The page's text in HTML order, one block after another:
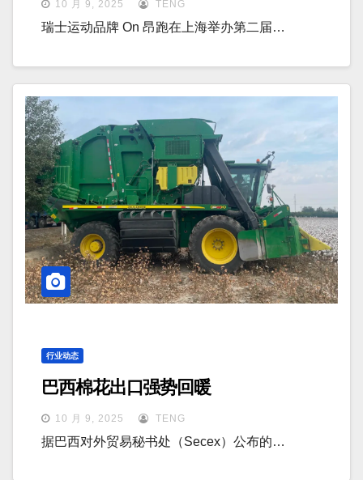
10 月 9, 2025 TENG
瑞士运动品牌 On 昂跑在上海举办第二届…
行业动态
巴西棉花出口强势回暖
10 月 9, 2025 TENG
据巴西对外贸易秘书处（Secex）公布的…